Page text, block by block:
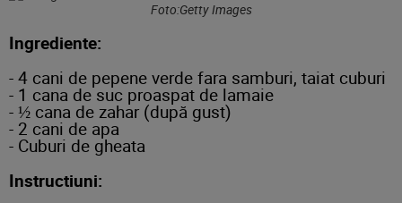
Foto:Getty Images
Ingrediente:
- 4 cani de pepene verde fara samburi, taiat cuburi
- 1 cana de suc proaspat de lamaie
- ½ cana de zahar (după gust)
- 2 cani de apa
- Cuburi de gheata
Instructiuni: